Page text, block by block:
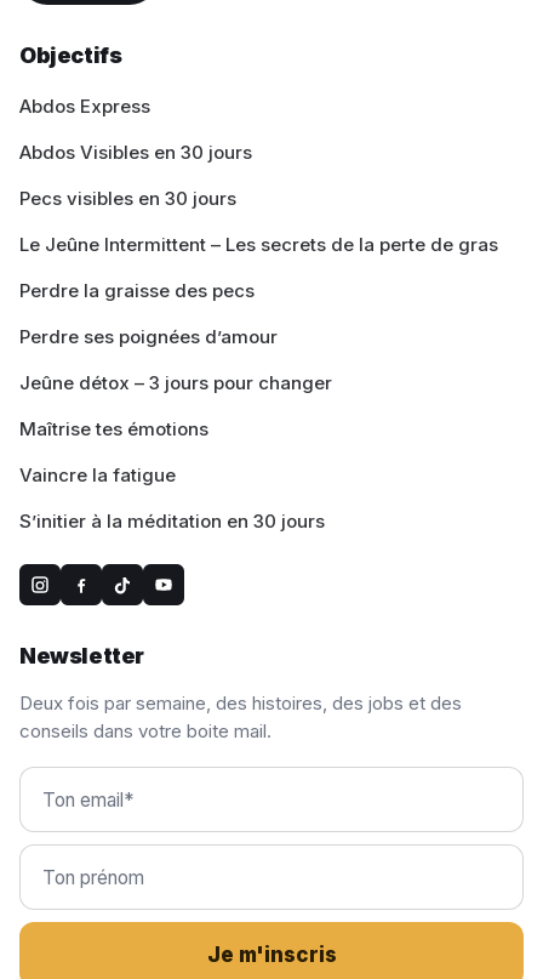
Objectifs
Abdos Express
Abdos Visibles en 30 jours
Pecs visibles en 30 jours
Le Jeûne Intermittent – Les secrets de la perte de gras
Perdre la graisse des pecs
Perdre ses poignées d’amour
Jeûne détox – 3 jours pour changer
Maîtrise tes émotions
Vaincre la fatigue
S’initier à la méditation en 30 jours
Newsletter
Deux fois par semaine, des histoires, des jobs et des
conseils dans votre boite mail.
Je m'inscris